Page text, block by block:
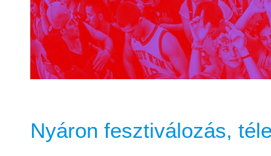
Nyáron fesztiválozás,